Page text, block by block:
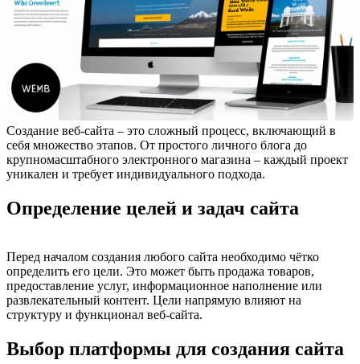
Создание веб-сайта – это сложный процесс, включающий в
себя множество этапов. От простого личного блога до
крупномасштабного электронного магазина – каждый проект
уникален и требует индивидуального подхода.
Определение целей и задач сайта
Перед началом создания любого сайта необходимо чётко
определить его цели. Это может быть продажа товаров,
предоставление услуг, информационное наполнение или
развлекательный контент. Цели напрямую влияют на
структуру и функционал веб-сайта.
Выбор платформы для создания сайта